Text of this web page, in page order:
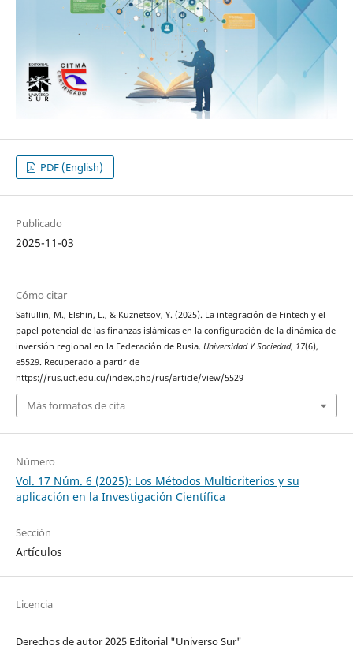
PDF (English)
Publicado
2025-11-03
Cómo citar
Safiullin, M., Elshin, L., & Kuznetsov, Y. (2025). La integración de Fintech y el
papel potencial de las finanzas islámicas en la configuración de la dinámica de
inversión regional en la Federación de Rusia. Universidad Y Sociedad, 17(6),
e5529. Recuperado a partir de
https://rus.ucf.edu.cu/index.php/rus/article/view/5529
Más formatos de cita
Número
Vol. 17 Núm. 6 (2025): Los Métodos Multicriterios y su
aplicación en la Investigación Científica
Sección
Artículos
Licencia
Derechos de autor 2025 Editorial "Universo Sur"